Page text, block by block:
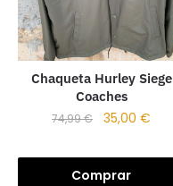
Chaqueta Hurley Siege
Coaches
74,99€ 35,00€
Comprar